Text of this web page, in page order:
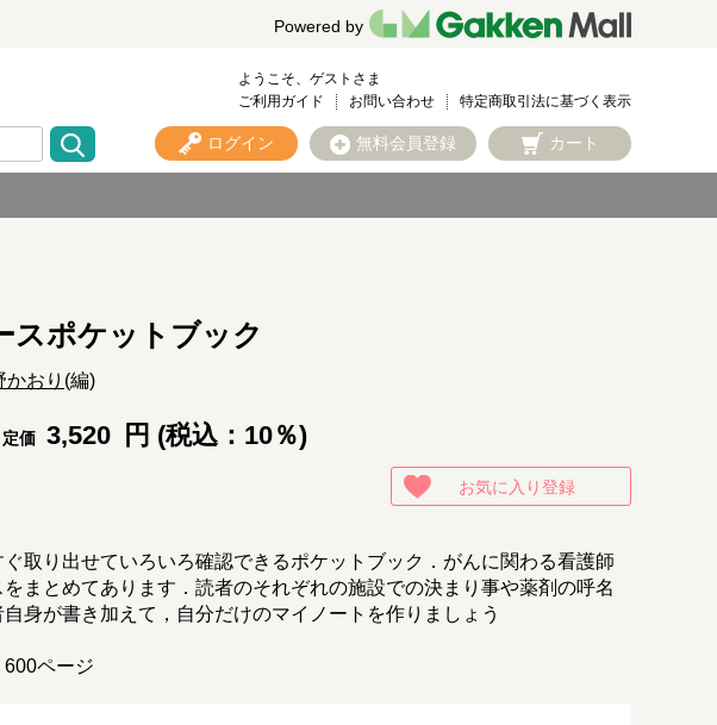
Powered by
ようこそ、ゲストさま
ご利用ガイド
お問い合わせ 特定商取引法に基づく表示
ログイン 無料会員登録 カート
スポケットブック
かおり (編)
定価 3,520 円 (税込：10％)
お気に入り登録
取り出せていろいろ確認できるポケットブック．がんに関わる看護師
まとめてあります．読者のそれぞれの施設での決まり事や薬剤の呼名
身が書き加えて，自分だけのマイノートを作りましょう
ページ